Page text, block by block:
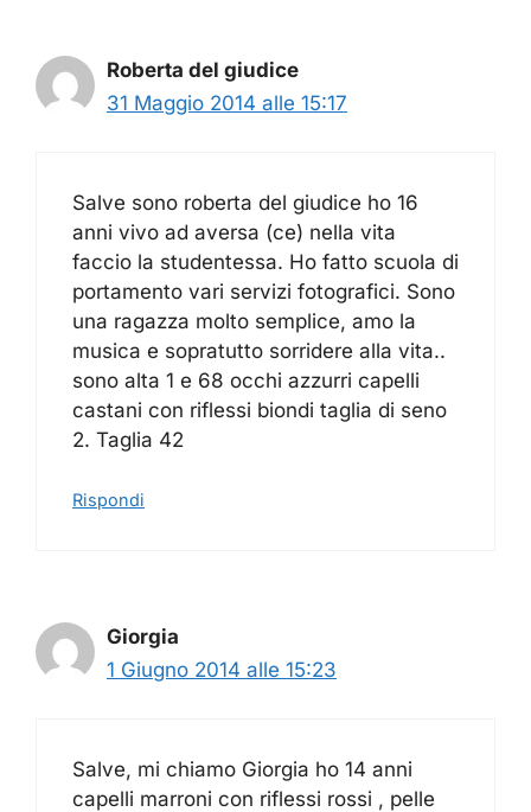
Roberta del giudice
31 Maggio 2014 alle 15:17
Salve sono roberta del giudice ho 16
anni vivo ad aversa (ce) nella vita
faccio la studentessa. Ho fatto scuola di
portamento vari servizi fotografici. Sono
una ragazza molto semplice, amo la
musica e sopratutto sorridere alla vita..
sono alta 1 e 68 occhi azzurri capelli
castani con riflessi biondi taglia di seno
2. Taglia 42
Rispondi
Giorgia
1 Giugno 2014 alle 15:23
Salve, mi chiamo Giorgia ho 14 anni
capelli marroni con riflessi rossi , pelle